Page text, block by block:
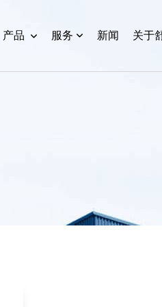
产品 服务 新闻 关于